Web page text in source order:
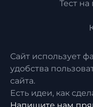
Тест
Сайт использует
удобства
сайта.
Есть идеи, как
Напишите нам